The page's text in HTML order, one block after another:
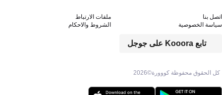
كل الحقوق محفوظة كووورة©2026
تابع Kooora على جوجل
اتصل بنا
ملفات الارتباط
سياسة الخصوصية
الشروط والاحكام